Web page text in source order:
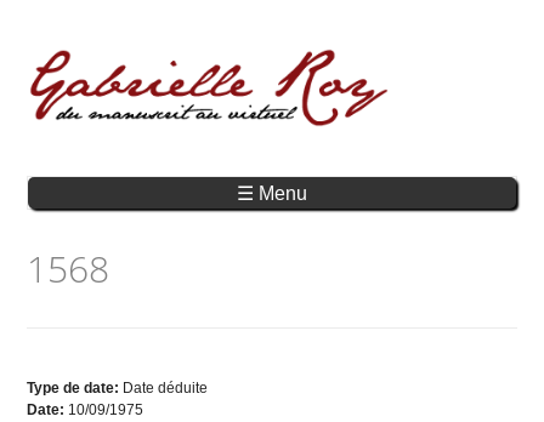
☰ Menu
1568
Type de date: Date déduite
Date: 10/09/1975